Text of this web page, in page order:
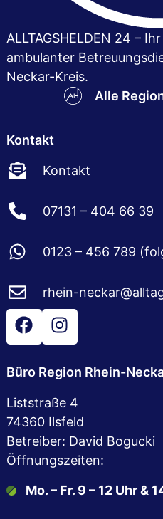
ALLTAGSHELDEN 24 –
ambulanter
Neckar-Kreis.
Alle
Kontakt
Kontakt
07131 – 404 66 39
0123 – 456 789
rhein-
Büro Region Rhein-
Liststraße 4
74360 Ilsfeld
Betreiber: David Bogucki
Öffnungszeiten:
Mo. – Fr. 9 – 12 Uhr &